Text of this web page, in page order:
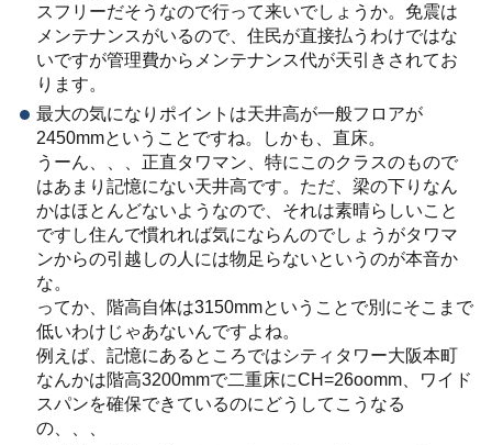
スフリーだそうなので行って来いでしょうか。免震は
メンテナンスがいるので、住民が直接払うわけではな
いですが管理費からメンテナンス代が天引きされてお
ります。
最大の気になりポイントは天井高が一般フロアが
2450mmということですね。しかも、直床。
うーん、、、正直タワマン、特にこのクラスのもので
はあまり記憶にない天井高です。ただ、梁の下りなん
かはほとんどないようなので、それは素晴らしいこと
ですし住んで慣れれば気にならんのでしょうがタワマ
ンからの引越しの人には物足らないというのが本音か
な。
ってか、階高自体は3150mmということで別にそこまで
低いわけじゃあないんですよね。
例えば、記憶にあるところではシティタワー大阪本町
なんかは階高3200mmで二重床にCH=26oomm、ワイド
スパンを確保できているのにどうしてこうなる
の、、、